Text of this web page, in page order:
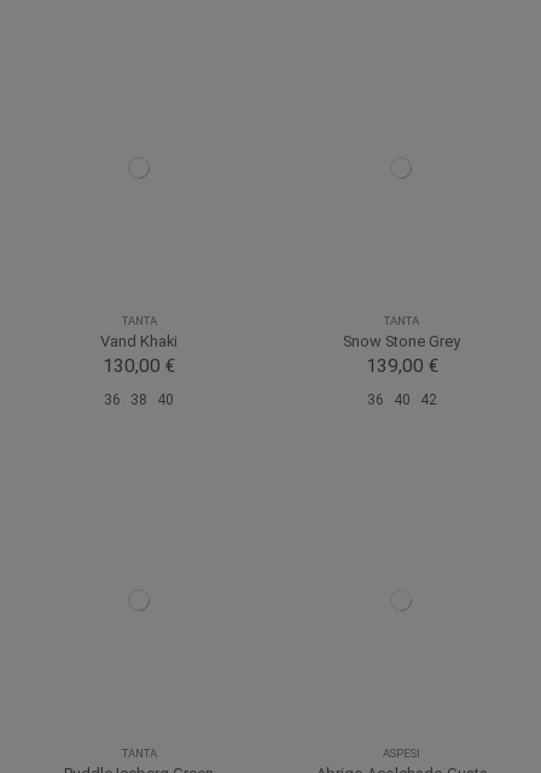
TANTA
Vand Khaki
130,00 €
36 38 40
TANTA
Snow Stone Grey
139,00 €
36 40 42
TANTA ASPESI